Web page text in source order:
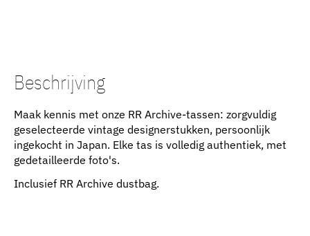
Beschrijving
Maak kennis met onze RR Archive-tassen: zorgvuldig
geselecteerde vintage designerstukken, persoonlijk
ingekocht in Japan. Elke tas is volledig authentiek, met
gedetailleerde foto's.
Inclusief RR Archive dustbag.